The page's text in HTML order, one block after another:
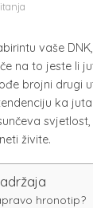
vaše
na to jeste li
brojni drugi
ka
živite.
hronotip?